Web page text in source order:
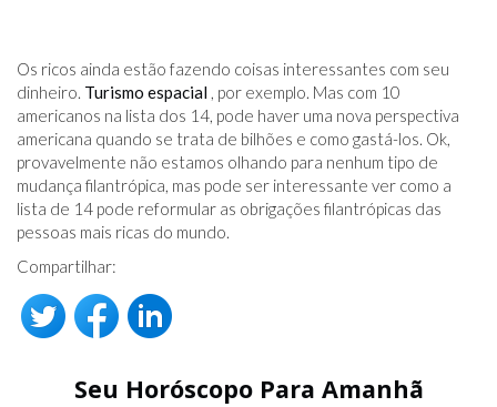
Os ricos ainda estão fazendo coisas interessantes com seu
dinheiro. Turismo espacial , por exemplo. Mas com 10
americanos na lista dos 14, pode haver uma nova perspectiva
americana quando se trata de bilhões e como gastá-los. Ok,
provavelmente não estamos olhando para nenhum tipo de
mudança filantrópica, mas pode ser interessante ver como a
lista de 14 pode reformular as obrigações filantrópicas das
pessoas mais ricas do mundo.
Compartilhar:
Seu Horóscopo Para Amanhã